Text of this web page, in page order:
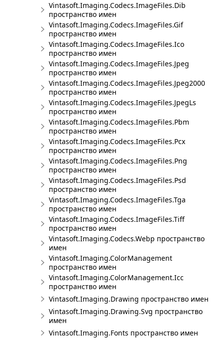
Vintasoft.Imaging.Codecs.ImageFiles.Dib
пространство имен
Vintasoft.Imaging.Codecs.ImageFiles.Gif
пространство имен
Vintasoft.Imaging.Codecs.ImageFiles.Ico
пространство имен
Vintasoft.Imaging.Codecs.ImageFiles.Jpeg
пространство имен
Vintasoft.Imaging.Codecs.ImageFiles.Jpeg2000
пространство имен
Vintasoft.Imaging.Codecs.ImageFiles.JpegLs
пространство имен
Vintasoft.Imaging.Codecs.ImageFiles.Pbm
пространство имен
Vintasoft.Imaging.Codecs.ImageFiles.Pcx
пространство имен
Vintasoft.Imaging.Codecs.ImageFiles.Png
пространство имен
Vintasoft.Imaging.Codecs.ImageFiles.Psd
пространство имен
Vintasoft.Imaging.Codecs.ImageFiles.Tga
пространство имен
Vintasoft.Imaging.Codecs.ImageFiles.Tiff
пространство имен
Vintasoft.Imaging.Codecs.Webp пространство
имен
Vintasoft.Imaging.ColorManagement
пространство имен
Vintasoft.Imaging.ColorManagement.Icc
пространство имен
Vintasoft.Imaging.Drawing пространство имен
Vintasoft.Imaging.Drawing.Svg пространство
имен
Vintasoft.Imaging.Fonts пространство имен